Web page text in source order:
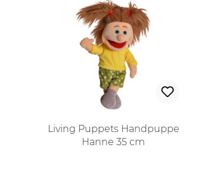
Living Puppets Handpuppe
Hanne 35 cm